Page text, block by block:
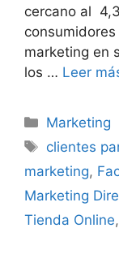
cercano al
marketing en
los … Leer
Categorías
Marketing
Etiquetas
clientes
marketing,
Marketing
Tienda Online,